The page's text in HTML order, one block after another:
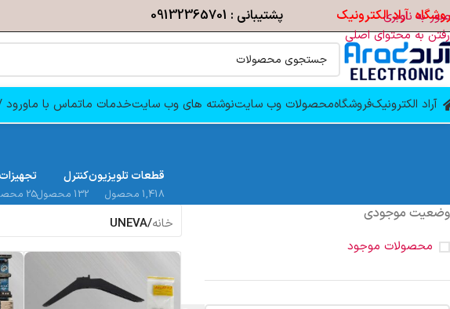
عبور به ناوبری
رفتن به محتوای اصلی
آراد الکترونیک پشتیبانی : 09132365701
آراد الکترونیکفروشگاهمحصولات وب سایتنوشته های وب سایتخدمات ماتماس با ماورود
قطعات تلویزیون
1,418 محصول
کنترل
132 محصول 25 محصول
وضعیت موجودی
محصولات موجود
خانه/
UNEVA